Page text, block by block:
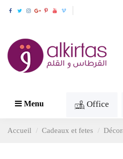
Menu Office
Accueil Cadeaux et fetes